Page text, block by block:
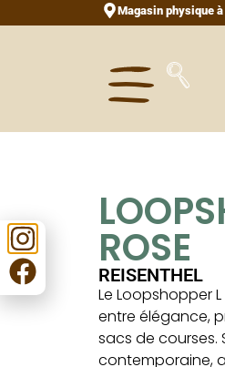
Magasin physique
ROSE
REISENTHEL
Le Loopshopper
entre élégance,
sacs de courses.
contemporaine,